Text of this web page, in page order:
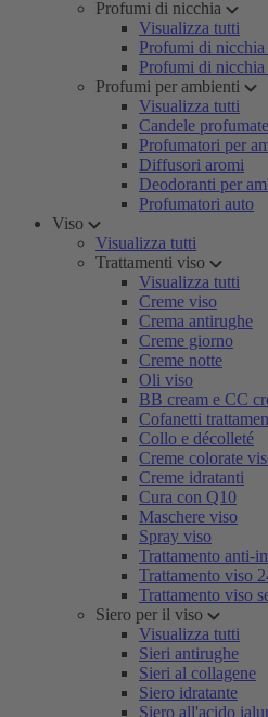
Profumi di nicchia
Visualizza tutti
Profumi di nicchia
Profumi di
Profumi per ambienti
Visualizza tutti
Candele profumate
Profumatori per
Diffusori aromi
Deodoranti per
Profumatori auto
Viso
Visualizza tutti
Trattamenti viso
Visualizza tutti
Creme viso
Crema antirughe
Creme giorno
Creme notte
Oli viso
BB cream e CC
Cofanetti
Collo e décolleté
Creme colorate
Creme idratanti
Cura con Q10
Maschere viso
Spray viso
Trattamento anti-
Trattamento viso
Trattamento viso
Siero per il viso
Visualizza tutti
Sieri antirughe
Sieri al collagene
Siero idratante
Siero all'acido